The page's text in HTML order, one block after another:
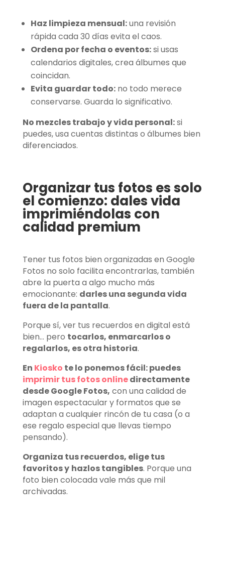
Haz limpieza mensual:una revisión
rápida cada 30 días evita el caos.
Ordena por fecha o eventos:si usas
calendarios digitales, crea álbumes que
coincidan.
Evita guardar todo:no todo merece
conservarse. Guarda lo significativo.
No mezcles trabajo y vida personal:si
puedes, usa cuentas distintas o álbumes bien
diferenciados.
Organizar tus fotos es solo
el comienzo: dales vida
imprimiéndolas con
calidad premium
Tener tus fotos bien organizadas en Google
Fotos no solo facilita encontrarlas, también
abre la puerta a algo mucho más
emocionante: darles una segunda vida
fuera de la pantalla.
Porque sí, ver tus recuerdos en digital está
bien… pero tocarlos, enmarcarlos o
regalarlos, es otra historia.
En Kiosko te lo ponemos fácil: puedes
imprimir tus fotos onlinedirectamente
desde Google Fotos, con una calidad de
imagen espectacular y formatos que se
adaptan a cualquier rincón de tu casa (o a
ese regalo especial que llevas tiempo
pensando).
Organiza tus recuerdos, elige tus
favoritos y hazlos tangibles. Porque una
foto bien colocada vale más que mil
archivadas.